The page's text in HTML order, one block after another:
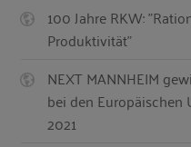
100 Jahre RKW:
Produktivität"
NEXT MANNHEIM
bei den Europäischen
2021